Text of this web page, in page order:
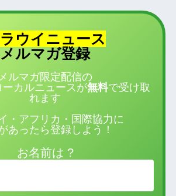
ウイニュース
メルマガ登録
ルマガ限定配信の
カルニュースが無料で受け取
れます
・アフリカ・国際協力に
あったら登録しよう！
お名前は ?